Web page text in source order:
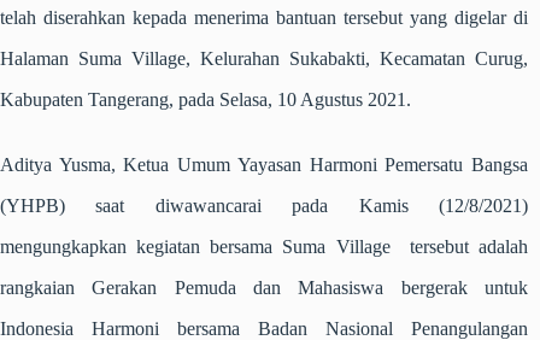
telah diserahkan kepada menerima bantuan tersebut yang digelar di
Halaman Suma Village, Kelurahan Sukabakti, Kecamatan Curug,
Kabupaten Tangerang, pada Selasa, 10 Agustus 2021.
Aditya Yusma, Ketua Umum Yayasan Harmoni Pemersatu Bangsa
(YHPB) saat diwawancarai pada Kamis (12/8/2021)
mengungkapkan kegiatan bersama Suma Village tersebut adalah
rangkaian Gerakan Pemuda dan Mahasiswa bergerak untuk
Indonesia Harmoni bersama Badan Nasional Penangulangan